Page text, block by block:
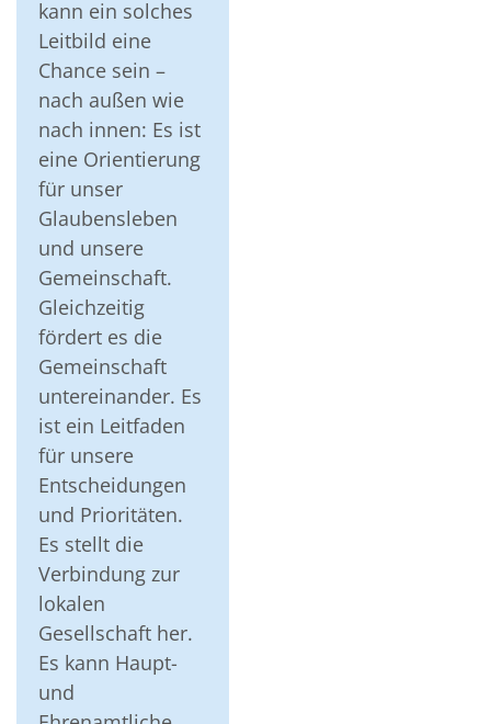
kann ein solches
Leitbild eine
Chance sein –
nach außen wie
nach innen: Es ist
eine Orientierung
für unser
Glaubensleben
und unsere
Gemeinschaft.
Gleichzeitig
fördert es die
Gemeinschaft
untereinander. Es
ist ein Leitfaden
für unsere
Entscheidungen
und Prioritäten.
Es stellt die
Verbindung zur
lokalen
Gesellschaft her.
Es kann Haupt-
und